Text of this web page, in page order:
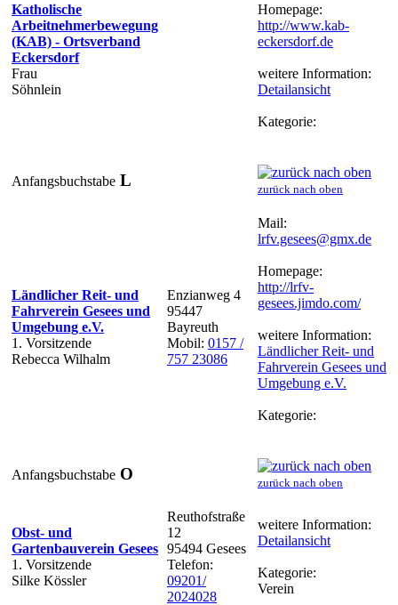
Katholische
Arbeitnehmerbewegung
(KAB) - Ortsverband
Eckersdorf
Frau
Söhnlein
Homepage:
http://www.kab-
eckersdorf.de
weitere Information:
Detailansicht
Kategorie:
Anfangsbuchstabe L zurück nach oben
Ländlicher Reit- und
Fahrverein Gesees und
Umgebung e.V.
1. Vorsitzende
Rebecca Wilhalm
Enzianweg 4
95447
Bayreuth
Mobil: 0157 /
757 23086
Mail:
lrfv.gesees@gmx.de
Homepage:
http://lrfv-
gesees.jimdo.com/
weitere Information:
Ländlicher Reit- und
Fahrverein Gesees und
Umgebung e.V.
Kategorie:
Anfangsbuchstabe O zurück nach oben
Obst- und
Gartenbauverein Gesees
1. Vorsitzende
Silke Kössler
Reuthofstraße
12
95494 Gesees
Telefon:
09201/
2024028
weitere Information:
Detailansicht
Kategorie:
Verein